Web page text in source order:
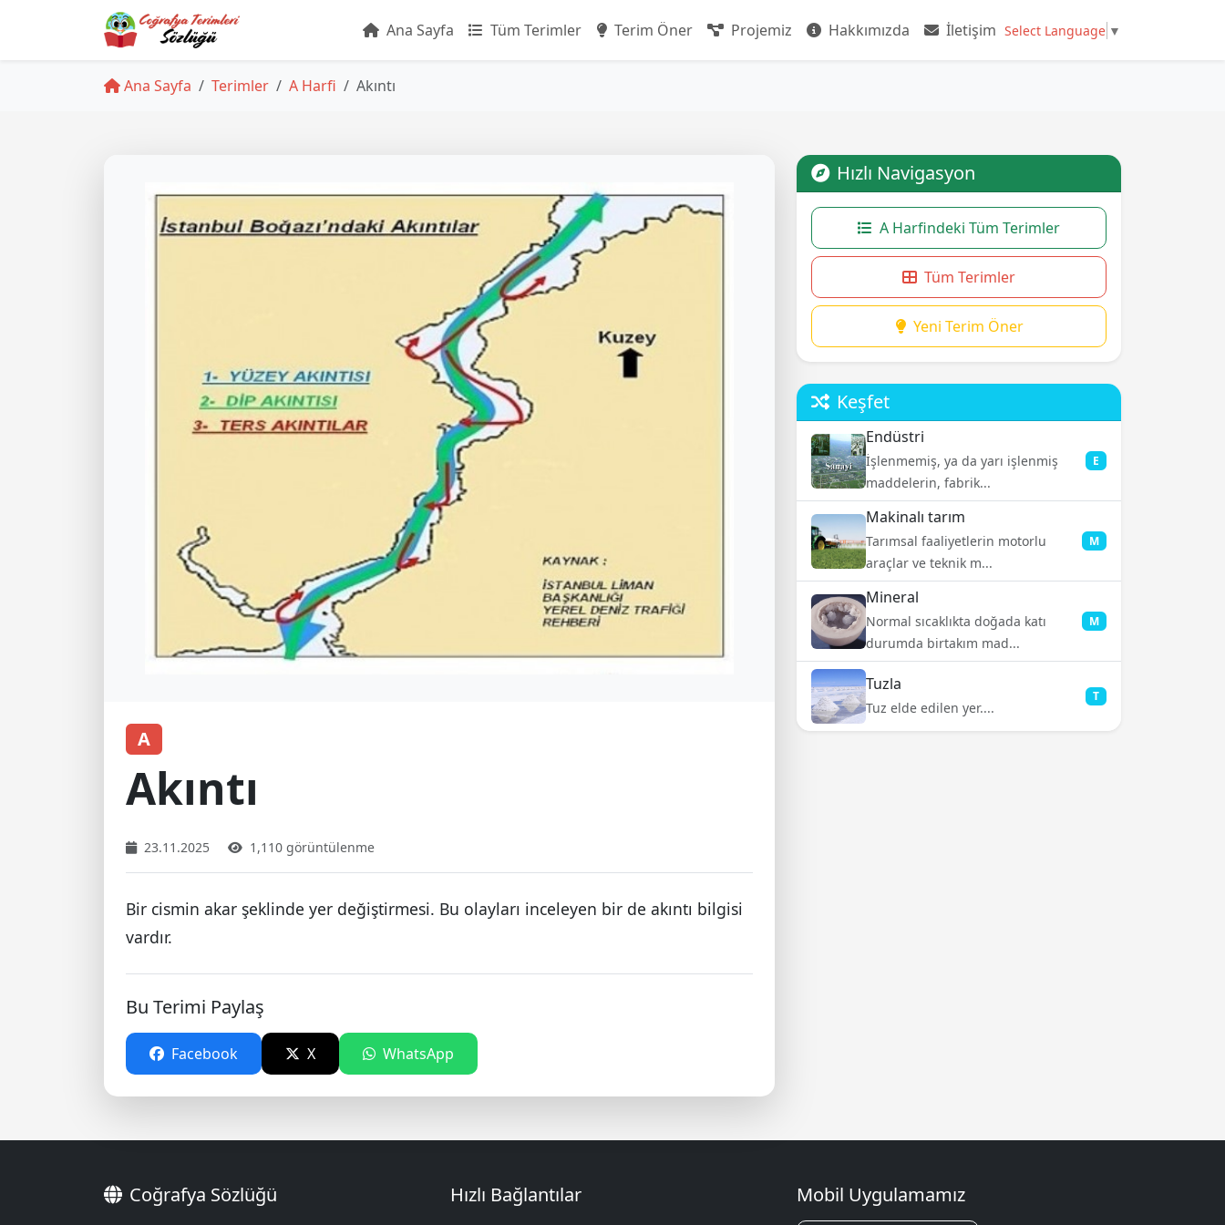
Ana Sayfa Tüm Terimler Terim Öner Projemiz Hakkımızda İletişim Select Language ▼
Ana Sayfa Terimler A Harfi Akıntı
A
Akıntı
23.11.2025 1,110 görüntülenme
Bir cismin akar şeklinde yer değiştirmesi. Bu olayları inceleyen bir de akıntı bilgisi
vardır.
Bu Terimi Paylaş
Facebook X WhatsApp
Hızlı Navigasyon
A Harfindeki Tüm Terimler
Tüm Terimler
Yeni Terim Öner
Keşfet
Endüstri
İşlenmemiş, ya da yarı işlenmiş
maddelerin, fabrik...
E
Makinalı tarım
Tarımsal faaliyetlerin motorlu
araçlar ve teknik m...
M
Mineral
Normal sıcaklıkta doğada katı
durumda birtakım mad...
M
Tuzla
Tuz elde edilen yer....
T
Coğrafya Sözlüğü Hızlı Bağlantılar Mobil Uygulamamız